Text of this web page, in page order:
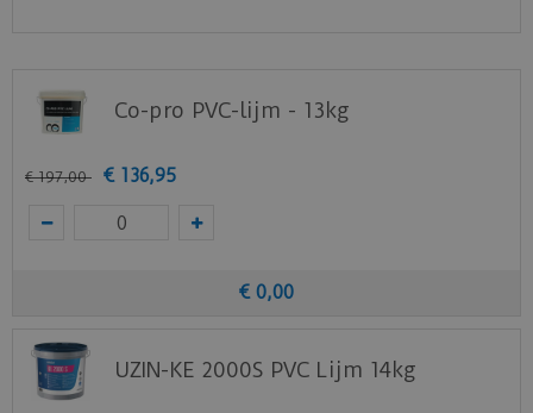
Co-pro PVC-lijm - 13kg
€ 197,00 € 136,95
€ 0,00
UZIN-KE 2000S PVC Lijm 14kg